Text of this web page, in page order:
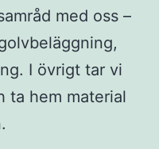
med oss –
I övrigt tar vi
ta hem material